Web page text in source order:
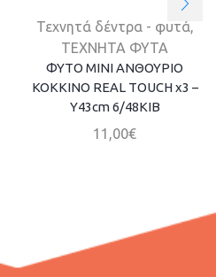
Τεχνητά δέντρα - φυτά,
ΤΕΧΝΗΤΑ ΦΥΤΑ
ΦΥΤΟ ΜΙΝΙ ΑΝΘΟΥΡΙΟ
KOKKINO REAL TOUCH x3 –
Y43cm 6/48KIB
11,00€